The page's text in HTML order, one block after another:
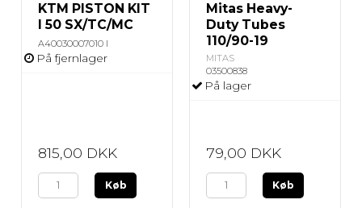
KTM PISTON KIT
I 50 SX/TC/MC
A40030007010 I
På fjernlager
815,00 DKK
Køb
Mitas Heavy-
Duty Tubes
110/90-19
MITAS
03500838
På lager
79,00 DKK
Køb